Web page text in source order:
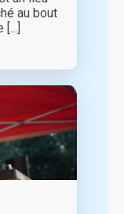
au bout